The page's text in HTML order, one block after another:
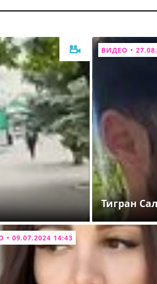
ВИДЕО •
Тигран
• 09.07.2024 14:43